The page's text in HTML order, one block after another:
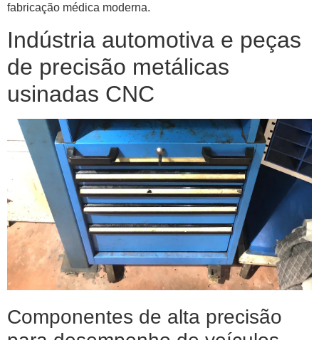
fabricação médica moderna.
Indústria automotiva e peças
de precisão metálicas
usinadas CNC
Componentes de alta precisão